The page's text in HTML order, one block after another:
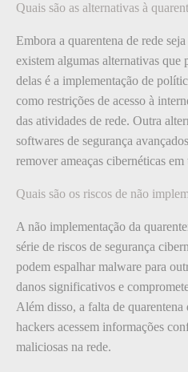
Quais são as alternativas à
Embora a quarentena de rede
existem algumas alternativas que
delas é a implementação de
como restrições de acesso à
das atividades de rede. Outra
softwares de segurança
remover ameaças cibernéticas em
Quais são os riscos de não
A não implementação da
série de riscos de segurança
podem espalhar malware para
danos significativos e
Além disso, a falta de
hackers acessem informações
maliciosas na rede.